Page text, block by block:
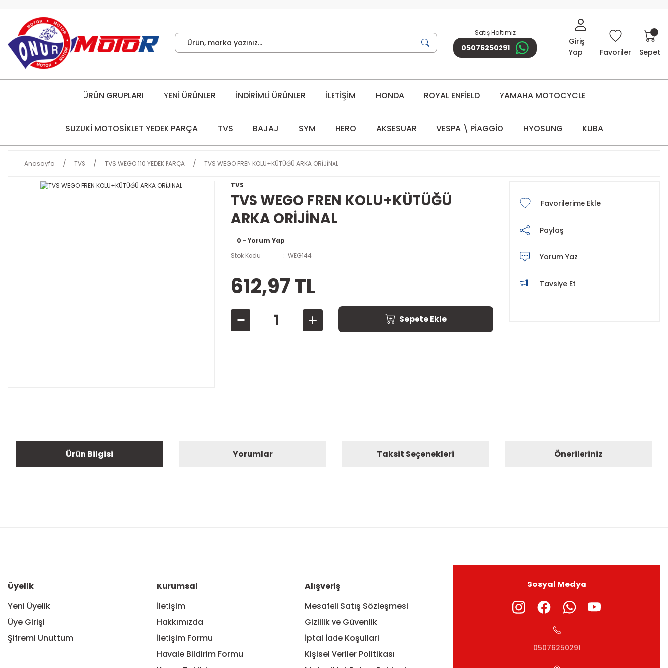
Satış Hattımız
05076250291
Giriş
Yap
Favoriler Sepet
ÜRÜN GRUPLARI YENİ ÜRÜNLER İNDİRİMLİ ÜRÜNLER İLETİŞİM HONDA ROYAL ENFİELD YAMAHA MOTOCYCLE
SUZUKİ MOTOSİKLET YEDEK PARÇA TVS BAJAJ SYM HERO AKSESUAR VESPA \ PİAGGİO HYOSUNG KUBA
Anasayfa TVS TVS WEGO 110 YEDEK PARÇA TVS WEGO FREN KOLU+KÜTÜĞÜ ARKA ORİJİNAL
TVS
TVS WEGO FREN KOLU+KÜTÜĞÜ
ARKA ORİJİNAL
0 - Yorum Yap
Stok Kodu
WEG144
612,97 TL
Sepete Ekle
Paylaş
Yorum Yaz
Tavsiye Et
Ürün Bilgisi Yorumlar Taksit Seçenekleri Önerileriniz
Ürün bilgilerinde hatalar bulunuyor.
Üyelik
Yeni Üyelik
Üye Girişi
Şifremi Unuttum
Kurumsal
İletişim
Hakkımızda
İletişim Formu
Havale Bildirim Formu
Alışveriş
Mesafeli Satış Sözleşmesi
Gizlilik ve Güvenlik
İptal İade Koşullari
Kişisel Veriler Politikası
Sosyal Medya
05076250291